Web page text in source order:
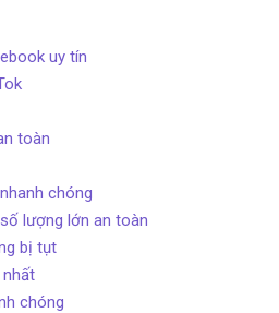
uy tín
toàn
chóng
lượng lớn an toàn
bị tụt
chóng